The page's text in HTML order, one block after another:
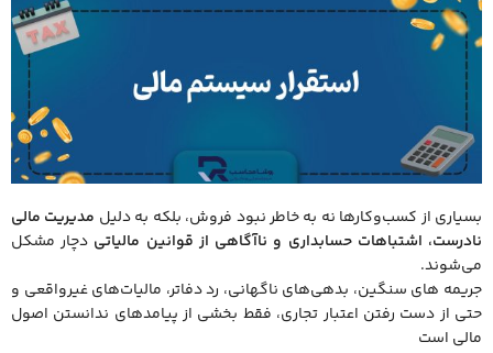
بسیاری از کسب‌وکارها نه به ‌خاطر نبود فروش، بلکه به ‌دلیل مدیریت مالی
نادرست، اشتباهات حسابداری و ناآگاهی از قوانین مالیاتی دچار مشکل
می‌شوند.
جریمه‌ های سنگین، بدهی‌های ناگهانی، رد دفاتر، مالیات‌های غیرواقعی و
حتی از دست رفتن اعتبار تجاری، فقط بخشی از پیامدهای ندانستن اصول
مالی است